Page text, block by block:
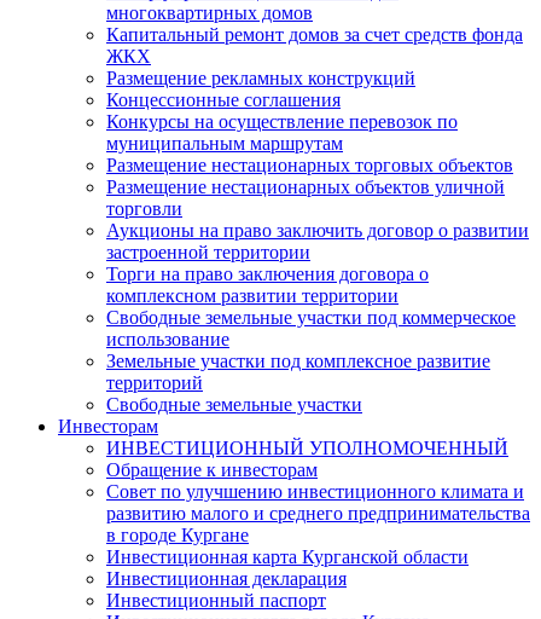
многоквартирных домов
Капитальный ремонт домов за счет средств фонда
ЖКХ
Размещение рекламных конструкций
Концессионные соглашения
Конкурсы на осуществление перевозок по
муниципальным маршрутам
Размещение нестационарных торговых объектов
Размещение нестационарных объектов уличной
торговли
Аукционы на право заключить договор о развитии
застроенной территории
Торги на право заключения договора о
комплексном развитии территории
Свободные земельные участки под коммерческое
использование
Земельные участки под комплексное развитие
территорий
Свободные земельные участки
Инвесторам
ИНВЕСТИЦИОННЫЙ УПОЛНОМОЧЕННЫЙ
Обращение к инвесторам
Совет по улучшению инвестиционного климата и
развитию малого и среднего предпринимательства
в городе Кургане
Инвестиционная карта Курганской области
Инвестиционная декларация
Инвестиционный паспорт